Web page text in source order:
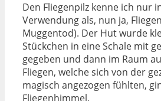
Den Fliegenpilz kenne ich nur
Verwendung als, nun ja,
Muggentod). Der Hut wurde
Stückchen in eine Schale mit
gegeben und dann im Raum
Fliegen, welche sich von der
magisch angezogen fühlten,
Fliegenhimmel.